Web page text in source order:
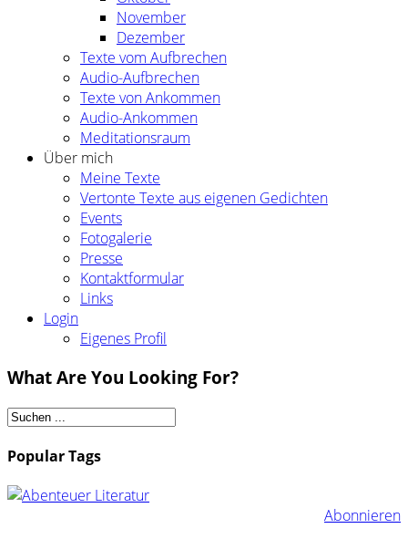
November
Dezember
Texte vom Aufbrechen
Audio-Aufbrechen
Texte von Ankommen
Audio-Ankommen
Meditationsraum
Über mich
Meine Texte
Vertonte Texte aus eigenen Gedichten
Events
Fotogalerie
Presse
Kontaktformular
Links
Login
Eigenes Profil
What Are You Looking For?
Popular Tags
Abonnieren